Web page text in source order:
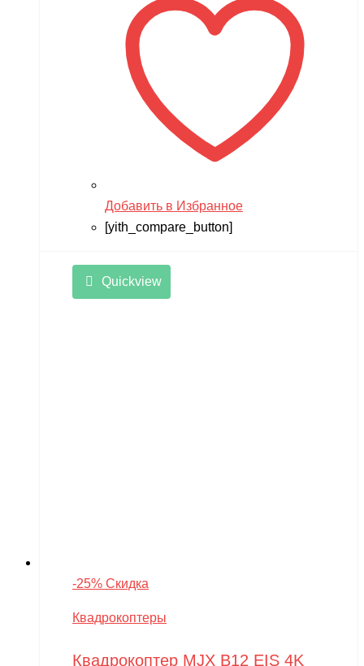
Добавить в Избранное
[yith_compare_button]
Quickview
-25% Скидка
Квадрокоптеры
Квадрокоптер MJX B12 EIS 4K